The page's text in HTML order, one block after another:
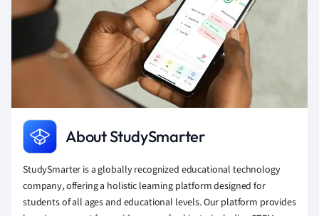
About StudySmarter
StudySmarter is a globally recognized educational technology
company, offering a holistic learning platform designed for
students of all ages and educational levels. Our platform provides